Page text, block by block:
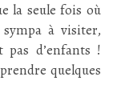
la seule fois où
à visiter,
d’enfants !
quelques